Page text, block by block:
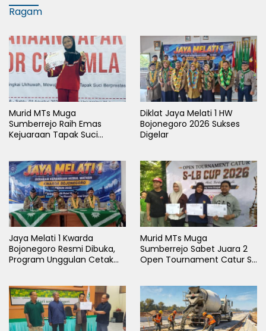
Ragam
Murid MTs Muga
Sumberrejo Raih Emas
Kejuaraan Tapak Suci
Diklat Jaya Melati 1 HW
Bojonegoro 2026 Sukses
Digelar
Jaya Melati 1 Kwarda
Bojonegoro Resmi Dibuka,
Program Unggulan Cetak
Murid MTs Muga
Sumberrejo Sabet Juara 2
Open Tournament Catur S-